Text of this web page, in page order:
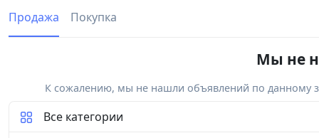
Продажа Покупка
Мы не
К сожалению, мы не нашли объявлений по данному
Все категории